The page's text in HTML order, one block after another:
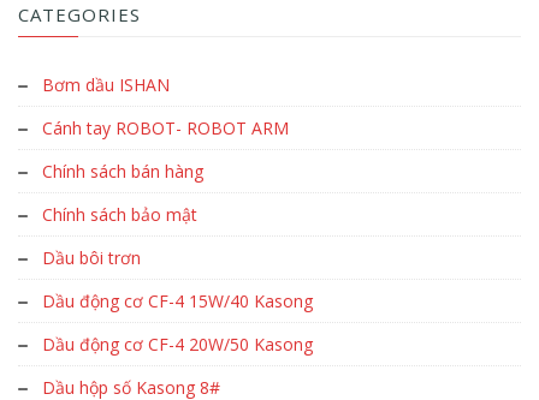
CATEGORIES
Bơm dầu ISHAN
Cánh tay ROBOT- ROBOT ARM
Chính sách bán hàng
Chính sách bảo mật
Dầu bôi trơn
Dầu động cơ CF-4 15W/40 Kasong
Dầu động cơ CF-4 20W/50 Kasong
Dầu hộp số Kasong 8#